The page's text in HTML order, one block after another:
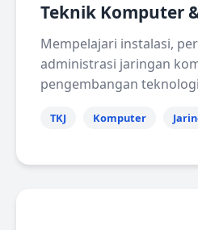
Teknik Komputer
Mempelajari instalasi,
administrasi jaringan
pengembangan
TKJ Komputer